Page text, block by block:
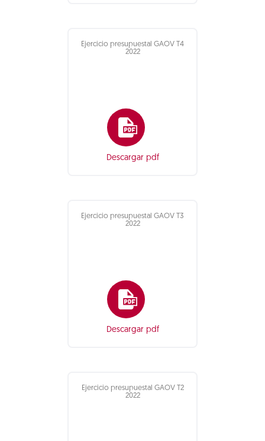
Ejercicio presupuestal GAOV T4
2022
Descargar pdf
Ejercicio presupuestal GAOV T3
2022
Descargar pdf
Ejercicio presupuestal GAOV T2
2022